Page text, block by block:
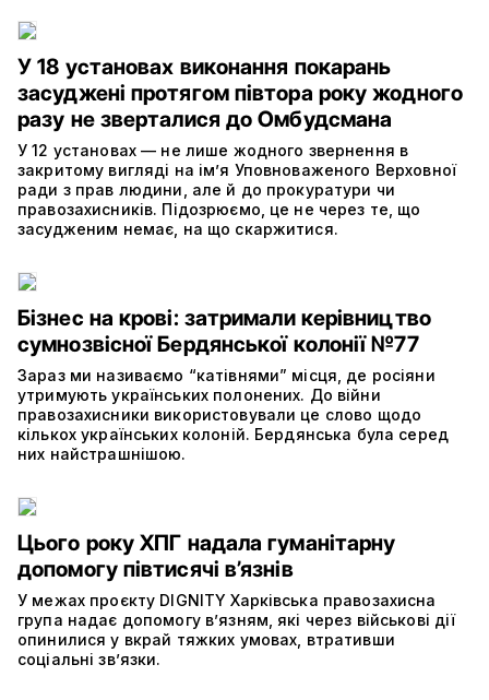
У 18 установах виконання покарань
засуджені протягом півтора року жодного
разу не зверталися до Омбудсмана
У 12 установах — не лише жодного звернення в
закритому вигляді на ім’я Уповноваженого Верховної
ради з прав людини, але й до прокуратури чи
правозахисників. Підозрюємо, це не через те, що
засудженим немає, на що скаржитися.
Бізнес на крові: затримали керівництво
сумнозвісної Бердянської колонії №77
Зараз ми називаємо “катівнями” місця, де росіяни
утримують українських полонених. До війни
правозахисники використовували це слово щодо
кількох українських колоній. Бердянська була серед
них найстрашнішою.
Цього року ХПГ надала гуманітарну
допомогу півтисячі в’язнів
У межах проєкту DIGNITY Харківська правозахисна
група надає допомогу в’язням, які через військові дії
опинилися у вкрай тяжких умовах, втративши
соціальні зв’язки.